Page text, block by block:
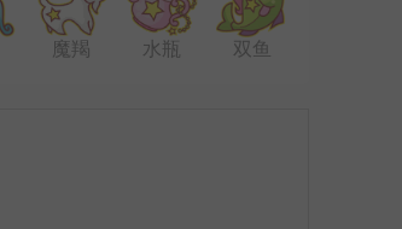
魔羯 水瓶 双鱼